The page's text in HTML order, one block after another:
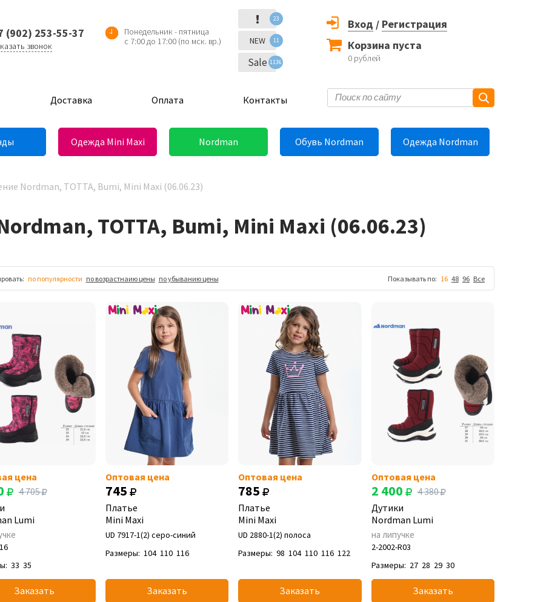
(902) 253-55-37
звонок
Понедельник - пятница
с 7:00 до 17:00 (по мск. вр.)
! 23
NEW 11
Sale 1136
Вход / Регистрация
Корзина пуста
0 рублей
Доставка Оплата Контакты
Одежда Mini Maxi Nordman Обувь Nordman Одежда Nordman
Nordman, ТОТТА, Bumi, Mini Maxi (06.06.23)
ТОТТА, Bumi, Mini Maxi (06.06.23)
по популярности по возрастнаию цены по убыванию цены Показывать по: 16 48 96 Все
цена
4 705
Lumi
33 35
Заказать
Оптовая цена
745
Платье
Mini Maxi
UD 7917-1(2) серо-синий
Размеры: 104 110 116
Заказать
Оптовая цена
785
Платье
Mini Maxi
UD 2880-1(2) полоса
Размеры: 98 104 110 116 122
Заказать
Оптовая цена
2 400
4 380
Дутики
Nordman Lumi
на липучке
2-2002-R03
Размеры: 27 28 29 30
Заказать